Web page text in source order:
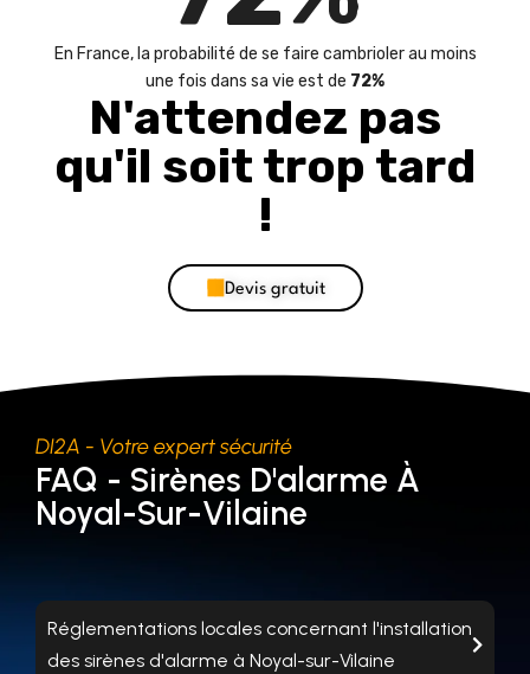
En France, la probabilité de se faire cambrioler au moins
une fois dans sa vie est de 72%
N'attendez pas
qu'il soit trop tard
!
Devis gratuit
DI2A - Votre expert sécurité
FAQ - Sirènes D'alarme À
Noyal-Sur-Vilaine
Réglementations locales concernant l'installation
des sirènes d'alarme à Noyal-sur-Vilaine